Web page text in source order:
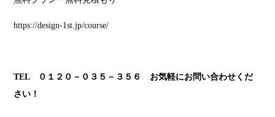
https://design-1st.jp/course/
TEL ０１２０－０３５－３５６ お気軽にお問い合わせくだ
さい！